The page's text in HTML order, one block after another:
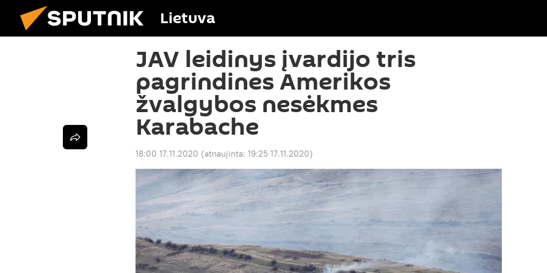
Lietuva
JAV leidinys įvardijo tris
pagrindines Amerikos
žvalgybos nesėkmes
Karabache
18:00 17.11.2020 (atnaujinta: 19:25 17.11.2020)